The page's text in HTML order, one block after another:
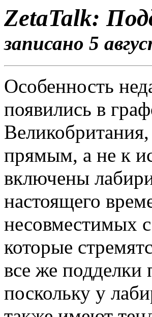
ZetaTalk:
записано 5
Особенность
появились в
прямым, а не к
включены
настоящего
несовместимых
которые
все же подделки
поскольку у